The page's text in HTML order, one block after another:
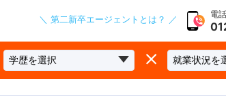
＼ 第二新卒エージェントとは？ ／ 電